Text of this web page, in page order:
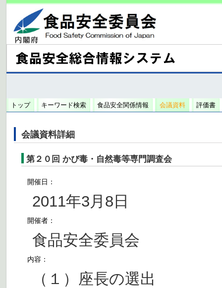
トップ キーワード検索 食品安全関係情報 会議資料 評価書
会議資料詳細
第２０回 かび毒・自然毒等専門調査会
開催日：
2011年3月8日
開催者：
食品安全委員会
内容：
（１）座長の選出